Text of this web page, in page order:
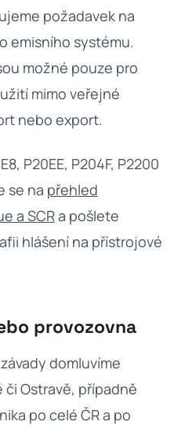
požadavek na
emisního systému.
možné pouze pro
mimo veřejné
nebo export.
P20EE, P204F, P2200
se na přehled
a SCRa pošlete
hlášení na přístrojové
provozovna
domluvíme
či Ostravě, případně
po celé ČR a po